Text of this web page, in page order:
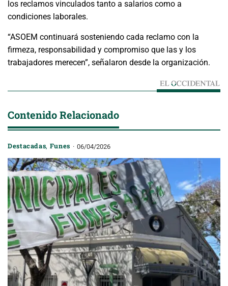
los reclamos vinculados tanto a salarios como a
condiciones laborales.
“ASOEM continuará sosteniendo cada reclamo con la
firmeza, responsabilidad y compromiso que las y los
trabajadores merecen”, señalaron desde la organización.
Contenido Relacionado
Destacadas, Funes 06/04/2026